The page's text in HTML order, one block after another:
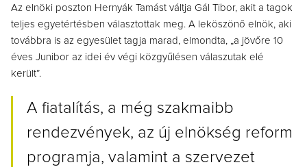
Az elnöki poszton Hernyák Tamást váltja Gál Tibor, akit a tagok
teljes egyetértésben választottak meg. A leköszönő elnök, aki
továbbra is az egyesület tagja marad, elmondta, „a jövőre 10
éves Junibor az idei év végi közgyűlésen válaszutak elé
került”.
A fiatalítás, a még szakmaibb
rendezvények, az új elnökség reform
programja, valamint a szervezet